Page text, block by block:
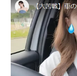
お客様の声
よくある質
出張地域